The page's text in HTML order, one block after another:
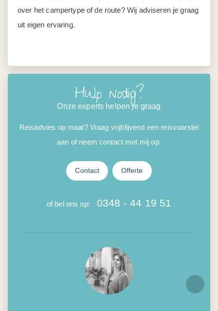
over het campertype of de route? Wij adviseren je graag
uit eigen ervaring.
Hulp nodig?
Onze experts helpen je graag
Reisadvies op maat? Vraag vrijblijvend een reisvoorstel
aan of neem contact met mij op.
Contact Offerte
of bel ons op: 0348 - 44 19 51